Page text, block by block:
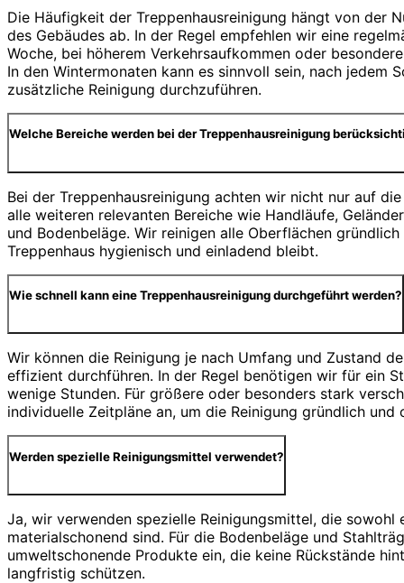
Die Häufigkeit der Treppenhausreinigung hängt von der
des Gebäudes ab. In der Regel empfehlen wir eine
Woche, bei höherem Verkehrsaufkommen oder
In den Wintermonaten kann es sinnvoll sein, nach jedem
zusätzliche Reinigung durchzuführen.
Welche Bereiche werden bei der Treppenhausreinigung
Bei der Treppenhausreinigung achten wir nicht nur auf
alle weiteren relevanten Bereiche wie Handläufe,
und Bodenbeläge. Wir reinigen alle Oberflächen
Treppenhaus hygienisch und einladend bleibt.
Wie schnell kann eine Treppenhausreinigung durchgeführt werden?
Wir können die Reinigung je nach Umfang und Zustand
effizient durchführen. In der Regel benötigen wir für ein
wenige Stunden. Für größere oder besonders stark
individuelle Zeitpläne an, um die Reinigung gründlich und
Werden spezielle Reinigungsmittel verwendet?
Ja, wir verwenden spezielle Reinigungsmittel, die sowohl
materialschonend sind. Für die Bodenbeläge und
umweltschonende Produkte ein, die keine Rückstände
langfristig schützen.